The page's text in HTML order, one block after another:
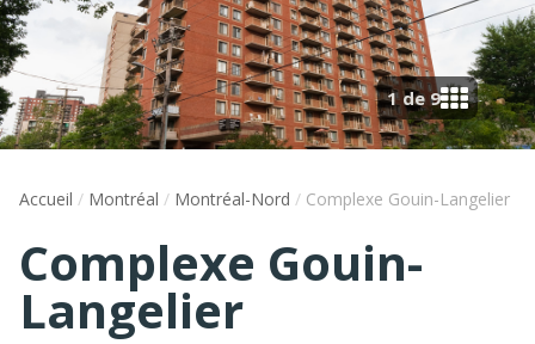
1 de 9
Accueil / Montréal / Montréal-Nord / Complexe Gouin-Langelier
Complexe Gouin-
Langelier